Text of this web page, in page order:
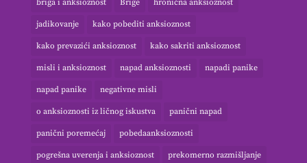
briga i anksioznost Brige hronična anksioznost
jadikovanje kako pobediti anksioznost
kako prevazići anksioznost kako sakriti anksioznost
misli i anksioznost napad anksioznosti napadi panike
napad panike negativne misli
o anksioznosti iz ličnog iskustva panični napad
panični poremećaj pobedaanksioznosti
pogrešna uverenja i anksioznost prekomerno razmišljanje